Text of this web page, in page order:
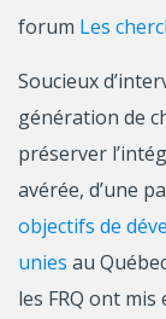
forum Les
Soucieux
génération de
préserver
avérée, d’une
objectifs de
unies au
les FRQ ont